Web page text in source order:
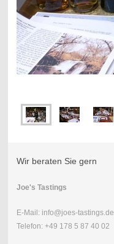
Wir beraten Sie gern
Joe's Tastings
E-Mail: info@joes-tastings.de
Telefon: +49 178 5 87 40 02